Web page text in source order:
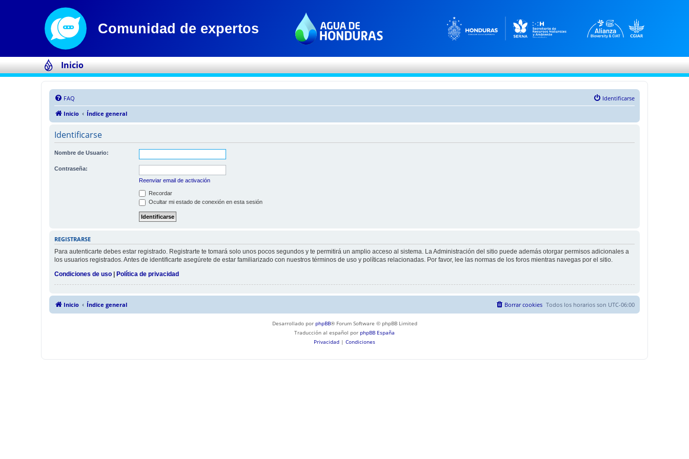
Inicio
FAQ
Identificarse
Inicio
Índice general
Identificarse
Nombre de Usuario:
Contraseña:
Reenviar email de activación
Recordar
Ocultar mi estado de conexión en esta sesión
REGISTRARSE
Para autenticarte debes estar registrado. Registrarte te tomará solo unos pocos segundos y te permitirá un amplio acceso al sistema. La Administración del sitio puede además otorgar permisos adicionales a
los usuarios registrados. Antes de identificarte asegúrete de estar familiarizado con nuestros términos de uso y políticas relacionadas. Por favor, lee las normas de los foros mientras navegas por el sitio.
Condiciones de uso | Política de privacidad
Inicio Índice general Todos los horarios son UTC-06:00
Borrar cookies
Desarrollado por phpBB® Forum Software © phpBB Limited
Traducción al español por phpBB España
Privacidad | Condiciones